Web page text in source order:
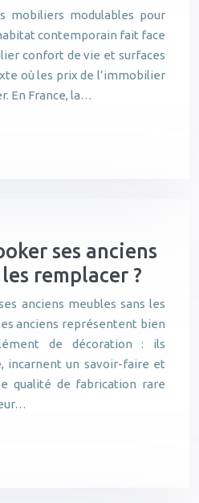
mobiliers modulables pour
contemporain fait face
confort de vie et surfaces
où les prix de l’immobilier
En France, la…
ses anciens
remplacer ?
anciens meubles sans les
anciens représentent bien
de décoration : ils
incarnent un savoir-faire et
qualité de fabrication rare